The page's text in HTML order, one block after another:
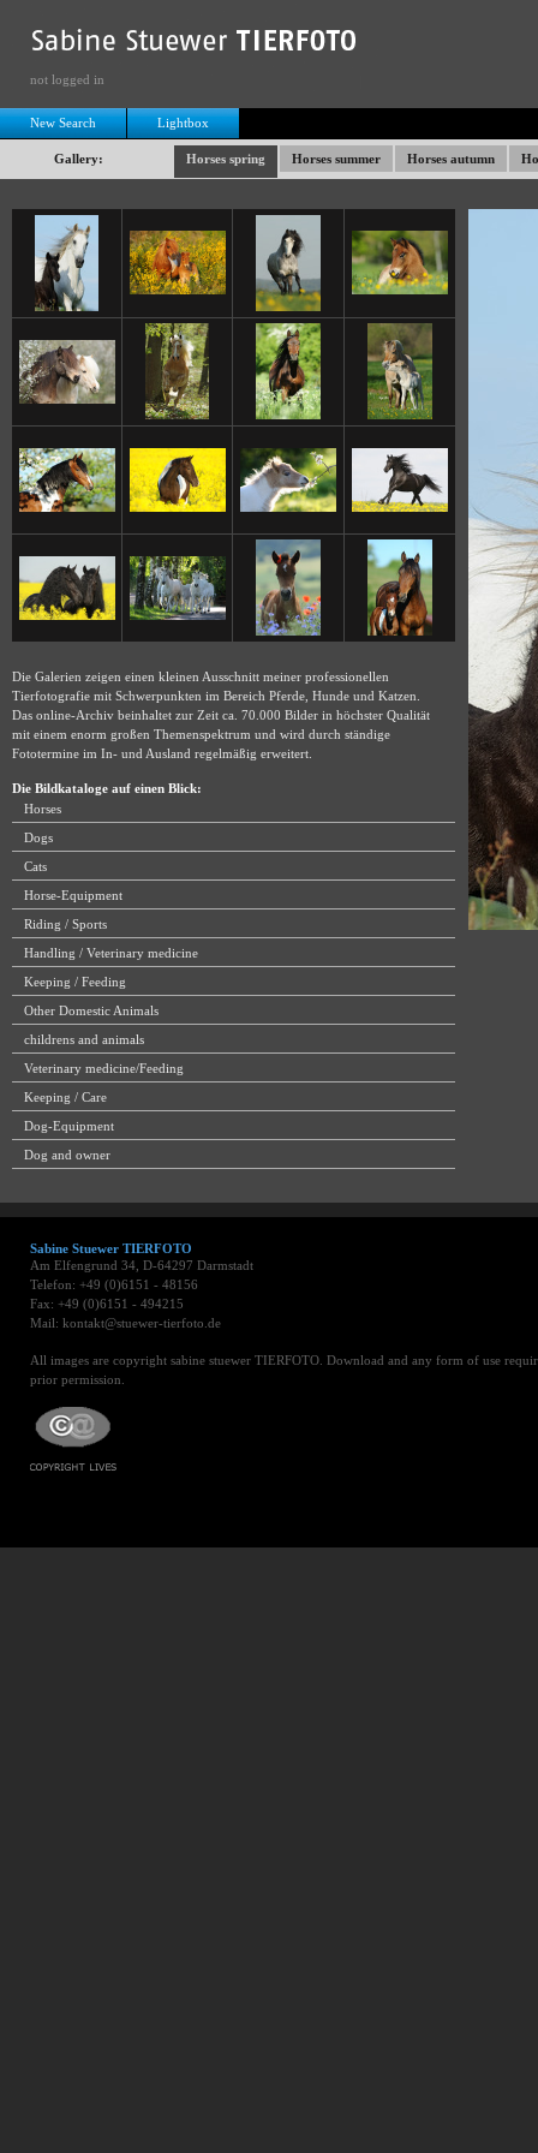
New Search Lightbox
Gallery: Horses spring Horses summer Horses autumn
Die Galerien zeigen einen kleinen Ausschnitt meiner professionellen
Tierfotografie mit Schwerpunkten im Bereich Pferde, Hunde und Katzen.
Das online-Archiv beinhaltet zur Zeit ca. 70.000 Bilder in höchster Qualität
mit einem enorm großen Themenspektrum und wird durch ständige
Fototermine im In- und Ausland regelmäßig erweitert.
Die Bildkataloge auf einen Blick:
Horses
Dogs
Cats
Horse-Equipment
Riding / Sports
Handling / Veterinary medicine
Keeping / Feeding
Other Domestic Animals
childrens and animals
Veterinary medicine/Feeding
Keeping / Care
Dog-Equipment
Dog and owner
Sabine Stuewer TIERFOTO
Am Elfengrund 34, D-64297 Darmstadt
Telefon: +49 (0)6151 - 48156
Fax: +49 (0)6151 - 494215
Mail: kontakt@stuewer-tierfoto.de
All images are copyright sabine stuewer TIERFOTO. Download and any form of use
prior permission.
not logged in